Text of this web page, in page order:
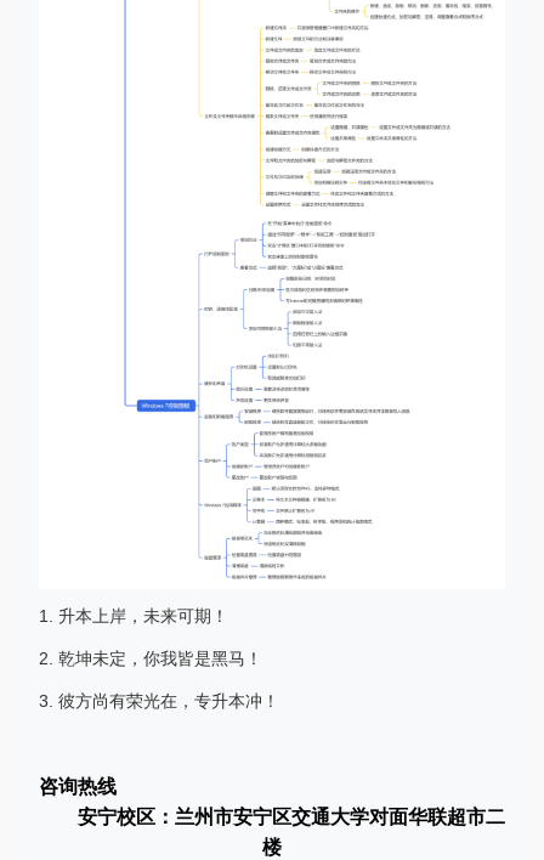
1. 升本上岸，未来可期！
2. 乾坤未定，你我皆是黑马！
3. 彼方尚有荣光在，专升本冲！
咨询热线
安宁校区：兰州市安宁区交通大学对面华联超市二
楼